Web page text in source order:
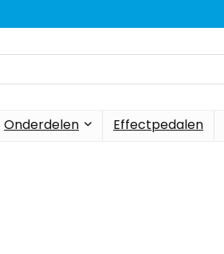
Onderdelen Effectpedalen